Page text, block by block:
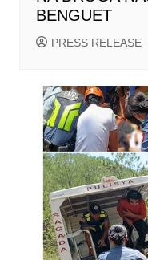
BENGUET
PRESS RELEASE